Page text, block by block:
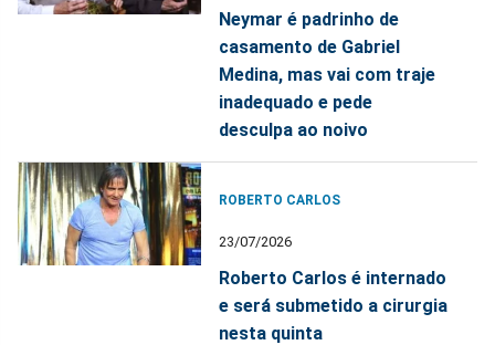
Neymar é padrinho de
casamento de Gabriel
Medina, mas vai com traje
inadequado e pede
desculpa ao noivo
ROBERTO CARLOS
23/07/2026
Roberto Carlos é internado
e será submetido a cirurgia
nesta quinta